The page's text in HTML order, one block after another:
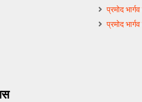
प्रमोद
प्रमोद